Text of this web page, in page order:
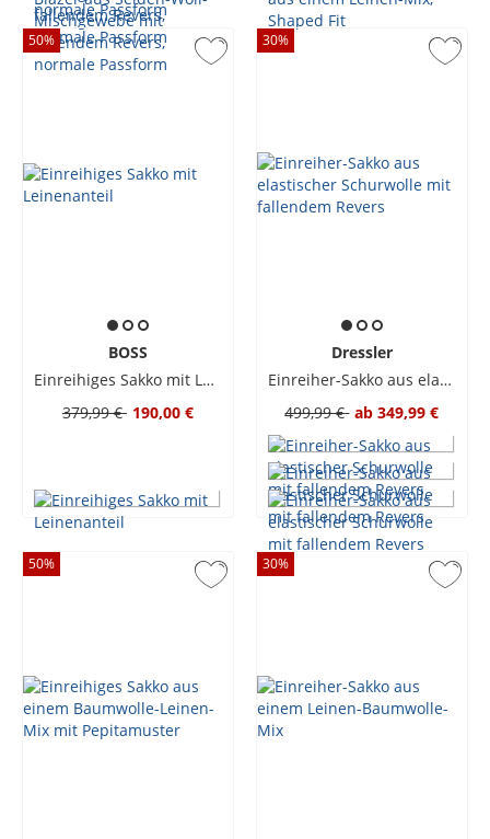
50%
BOSS
Einreihiges Sakko mit Leinenanteil
379,99 € 190,00 €
30%
Dressler
Einreiher-Sakko aus elastischer Schurwolle mit fallendem Revers
499,99 € ab 349,99 €
50% 30%